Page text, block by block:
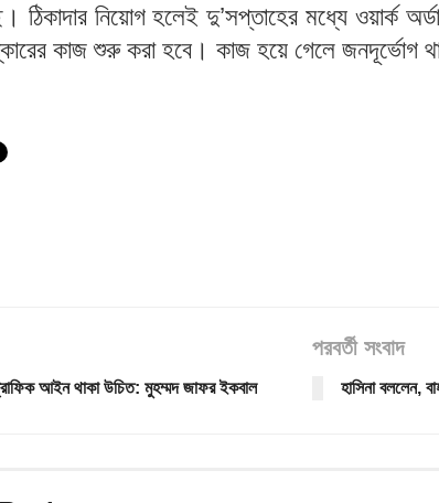
ঠিকাদার নিয়োগ হলেই দু’সপ্তাহের মধ্যে ওয়ার্ক
কাজ শুরু করা হবে। কাজ হয়ে গেলে জনদূর্ভোগ
আইন থাকা উচিত: মুহম্মদ জাফর ইকবাল
পরবর্তী সংবাদ
হাসিনা বললেন,